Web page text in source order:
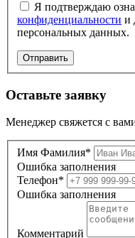
Я подтверждаю
конфиденциальности
персональных данных.
Отправить
Оставьте заявку
Менеджер свяжется с
Имя Фамилия*
Ошибка заполнения
Телефон*
Ошибка заполнения
Комментарий